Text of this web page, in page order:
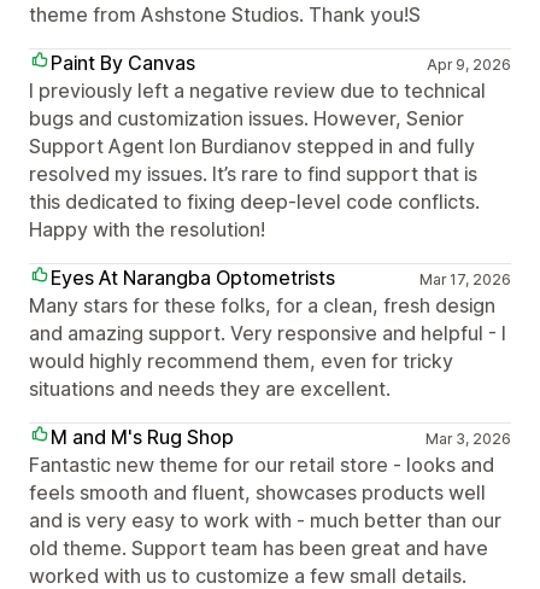
theme from Ashstone Studios. Thank you!S
Paint By Canvas
Apr 9, 2026
I previously left a negative review due to technical
bugs and customization issues. However, Senior
Support Agent Ion Burdianov stepped in and fully
resolved my issues. It’s rare to find support that is
this dedicated to fixing deep-level code conflicts.
Happy with the resolution!
Eyes At Narangba Optometrists
Mar 17, 2026
Many stars for these folks, for a clean, fresh design
and amazing support. Very responsive and helpful - I
would highly recommend them, even for tricky
situations and needs they are excellent.
M and M's Rug Shop
Mar 3, 2026
Fantastic new theme for our retail store - looks and
feels smooth and fluent, showcases products well
and is very easy to work with - much better than our
old theme. Support team has been great and have
worked with us to customize a few small details.